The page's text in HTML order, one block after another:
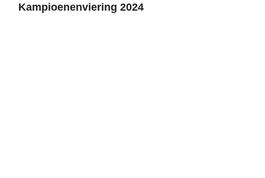
Kampioenenviering 2024